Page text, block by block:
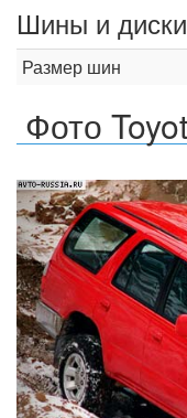
Шины и диски
Размер шин
Фото
Назад